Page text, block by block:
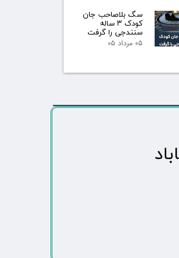
سگ بلاصاحب جان
کودک ۳ ساله
سنندجی را گرفت
۰۵ مرداد ۰۵